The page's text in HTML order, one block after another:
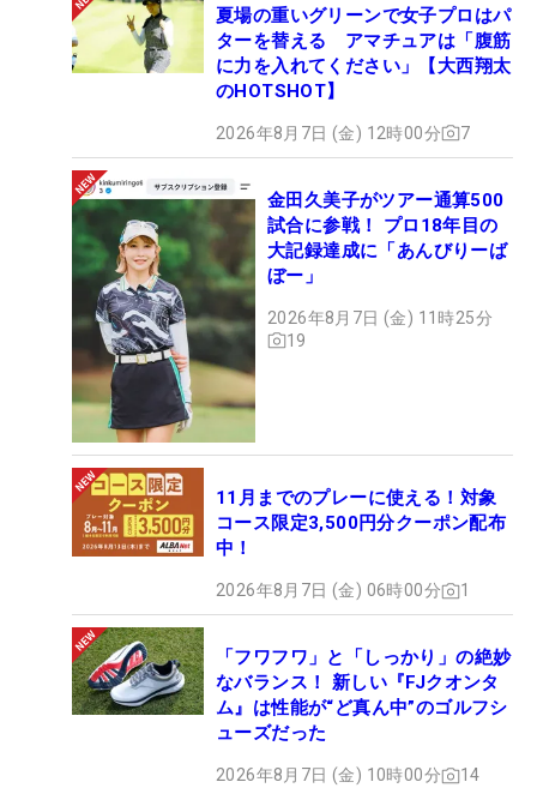
夏場の重いグリーンで女子プロはパ
ターを替える アマチュアは「腹筋
に力を入れてください」【大西翔太
のHOTSHOT】
2026年8月7日 (金) 12時00分 7
金田久美子がツアー通算500
試合に参戦！ プロ18年目の
大記録達成に「あんびりーば
ぼー」
2026年8月7日 (金) 11時25分
19
11月までのプレーに使える！対象
コース限定3,500円分クーポン配布
中！
2026年8月7日 (金) 06時00分 1
「フワフワ」と「しっかり」の絶妙
なバランス！ 新しい『FJクオンタ
ム』は性能が“ど真ん中”のゴルフシ
ューズだった
2026年8月7日 (金) 10時00分 14